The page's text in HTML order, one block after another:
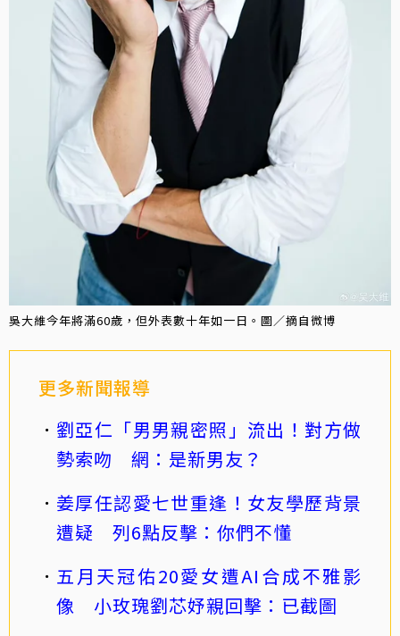
吳大維今年將滿60歲，但外表數十年如一日。圖／摘自微博
更多新聞報導
劉亞仁「男男親密照」流出！對方做
勢索吻 網：是新男友？
姜厚任認愛七世重逢！女友學歷背景
遭疑 列6點反擊：你們不懂
五月天冠佑20愛女遭AI合成不雅影
像 小玫瑰劉芯妤親回擊：已截圖